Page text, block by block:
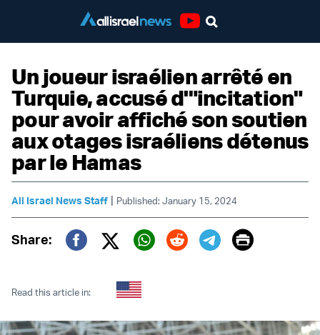
Un joueur israélien arrêté en
Turquie, accusé d'"incitation"
pour avoir affiché son soutien
aux otages israéliens détenus
par le Hamas
All Israel News Staff | Published: January 15, 2024
Share:
Twitter (X)
Print
Read this article in: